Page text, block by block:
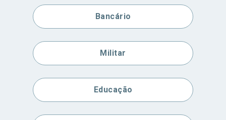
Bancário
Militar
Educação